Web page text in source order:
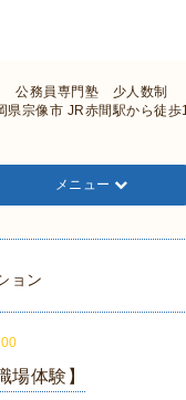
公務員専門塾 少人数制
県宗像市 JR赤間駅から徒歩
メニュー
ョン
場体験】